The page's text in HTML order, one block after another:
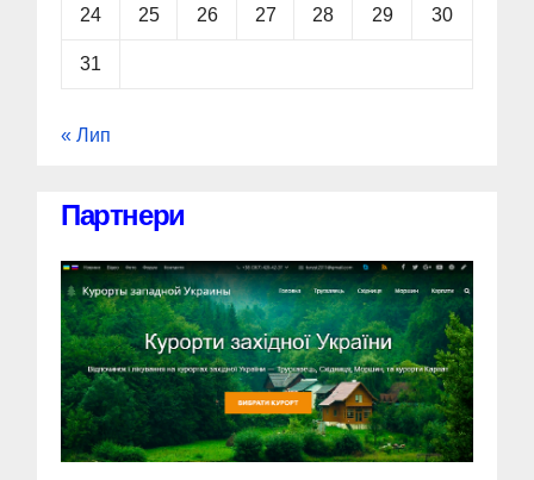
24 25 26 27 28 29 30
31
« Лип
Партнери